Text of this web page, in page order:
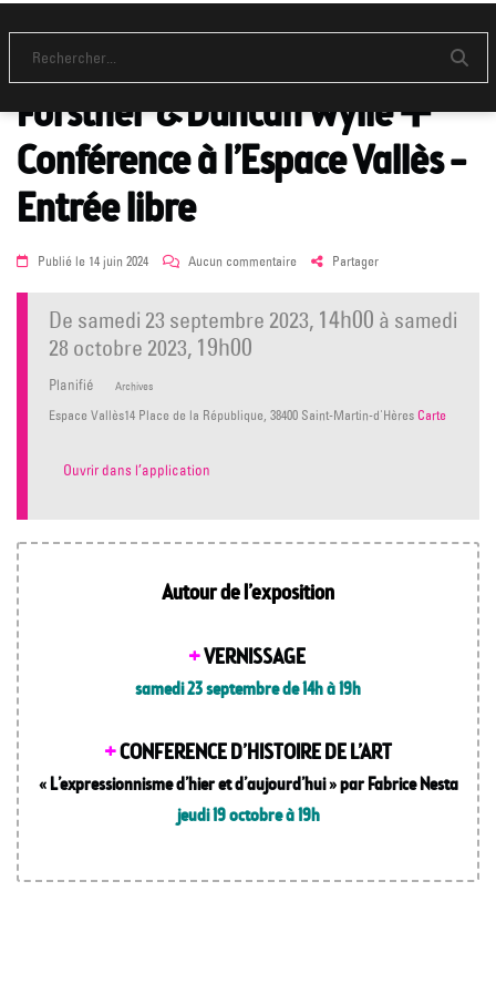
[EXPO 23 sept > 28 oct]
PLAYING PLAYERS, Grégory
Forstner & Duncan Wylie ➕
Conférence à l’Espace Vallès –
Entrée libre
Publié le Posted
14 juin 2024 Aucun commentairesur
sept
PLAYERS,
Conférence
l’Espace
Vallès
libre
Partager
de samedi 23 septembre 2023, 14h00 à samedi
28 octobre 2023, 19h00
Planifié Archives
Espace Vallès14 Place de la République, 38400 Saint-Martin-d'HèresCarte
Ouvrir dans l’application
Autour de l’exposition
+VERNISSAGE
samedi 23 septembre de 14h à 19h
+CONFERENCE D’HISTOIRE DE L’ART
« L’expressionnisme d’hier et d’aujourd’hui » par Fabrice Nesta
jeudi 19 octobre à 19h